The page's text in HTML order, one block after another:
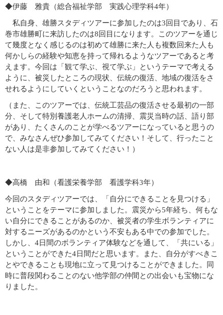
◆伊藤 雅貴（総合福祉学部 実践心理学科4年）
私自身、雄勝スタディツアーに参加したのは3回目であり、石
巻市雄勝町に来訪したのは8回目になります。このツアーを通じ
て幾度となく感じるのは初めて雄勝に来た人も複数回来た人も
何かしらの経験や知恵を持って帰れるようなツアーであると考
えます。今回は「観て学ぶ、視て学ぶ」というテーマで考える
ように、被災したところの現状、伝統の復活、地域の復活をさ
せれるようにしていくということなのだろうと思われます。
（また、このツアーでは、伝統工芸品の復活させる最初の一部
分、そして特別養護老人ホームの清掃、震災当時の話、語り部
があり、たくさんのことが学べるツアーになっていると思うの
で、みなさんぜひ参加してみてください！そして、行ったこと
ない人は是非参加してみてください！）
◆高橋 由和（看護栄養学部 看護学科3年）
今回のスタディツアーでは、「自分にできることを見つける」
ということをテーマに参加しました。震災から5年経ち、何もな
い自分にできることがあるのか、被災者の学生ボランティアに
対するニーズがあるのかという不安もある中での参加でした。
しかし、4日間のボランティア体験などを通して、「共にいる」
ということができた4日間だと思います。また、自分がすべきこ
とやできることも現地に立って見つけることができました。同
時に普段関わることのない他学部の仲間との出会いも宝物にな
りました。